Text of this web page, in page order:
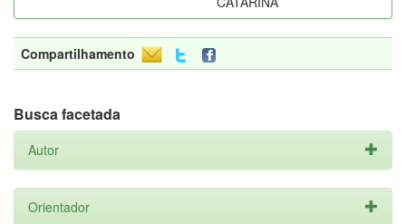
Compartilhamento
Busca facetada
Autor
Orientador